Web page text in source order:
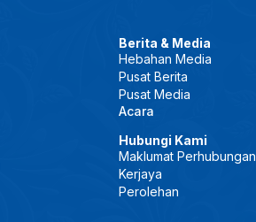
Berita & Media
Hebahan Media
Pusat Berita
Pusat Media
Acara
Hubungi Kami
Maklumat Perhubungan
Kerjaya
Perolehan